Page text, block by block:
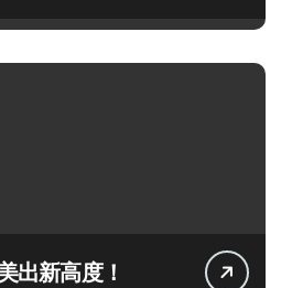
出新高度！